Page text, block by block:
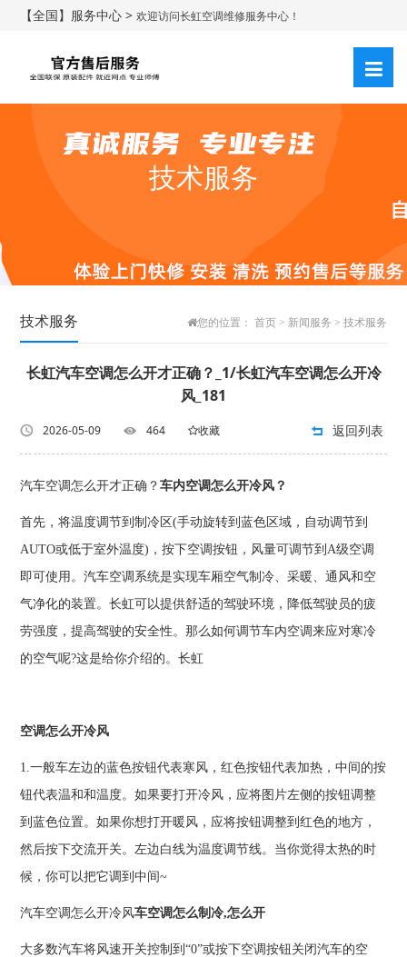
【全国】服务中心 >欢迎访问长虹空调维修服务中心！
技术服务
技术服务 您的位置： 首页> 新闻服务 > 技术服务
长虹汽车空调怎么开才正确？_1/长虹汽车空调怎么开冷
风_181
2026-05-09 464 收藏 返回列表
汽车空调怎么开才正确？车内空调怎么开冷风？
首先，将温度调节到制冷区(手动旋转到蓝色区域，自动调节到
AUTO或低于室外温度)，按下空调按钮，风量可调节到A级空调
即可使用。汽车空调系统是实现车厢空气制冷、采暖、通风和空
气净化的装置。长虹可以提供舒适的驾驶环境，降低驾驶员的疲
劳强度，提高驾驶的安全性。那么如何调节车内空调来应对寒冷
的空气呢?这是给你介绍的。长虹
空调怎么开冷风
1.一般车左边的蓝色按钮代表寒风，红色按钮代表加热，中间的按
钮代表温和和温度。如果要打开冷风，应将图片左侧的按钮调整
到蓝色位置。如果你想打开暖风，应将按钮调整到红色的地方，
然后按下交流开关。左边白线为温度调节线。当你觉得太热的时
候，你可以把它调到中间~
汽车空调怎么开冷风车空调怎么制冷,怎么开
大多数汽车将风速开关控制到“0”或按下空调按钮关闭汽车的空